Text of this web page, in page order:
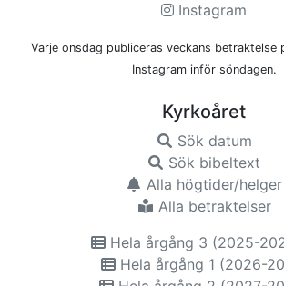
Instagram
Varje onsdag publiceras veckans betraktelse
Instagram inför söndagen.
Kyrkoåret
Sök datum
Sök bibeltext
Alla högtider/helger
Alla betraktelser
Hela årgång 3 (2025-
Hela årgång 1 (2026-